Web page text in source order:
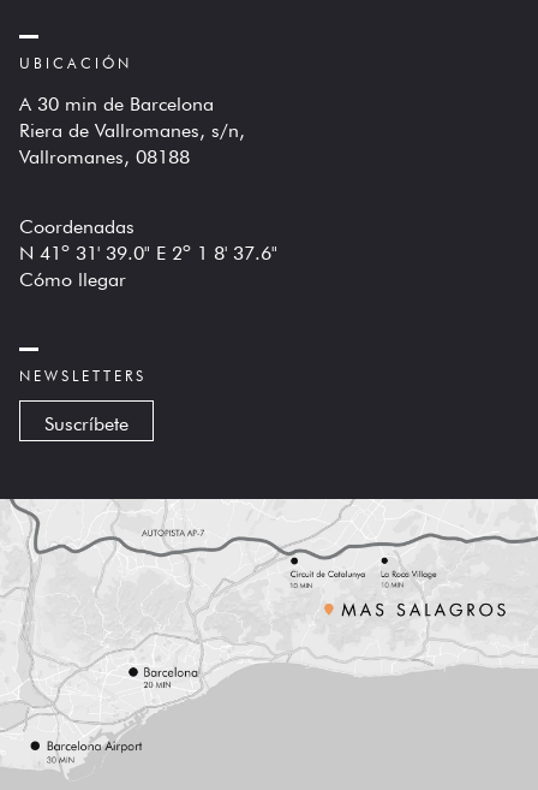
UBICACIÓN
A 30 min de Barcelona
Riera de Vallromanes, s/n,
Vallromanes, 08188
Coordenadas
N 41º 31' 39.0" E 2º 1 8' 37.6"
Cómo llegar
NEWSLETTERS
Suscríbete